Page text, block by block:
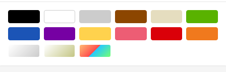
シルバー/銀色系ゴールド/金色系マルチカラー